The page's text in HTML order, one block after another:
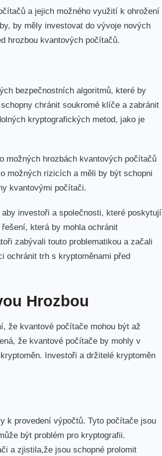
a jejich možného využití k ohrožení
by měly investovat do ⁤vývoje nových
hrozbou kvantových počítačů.
bezpečnostních algoritmů, které by
⁣chránit soukromé klíče a zabránit
kryptografických​ metod, jako je
možných hrozbách kvantových počítačů
‌možných rizicích a ​měli by být schopni
kvantovými počítači.
investoři a společnosti, které poskytují
která by mohla ​ochránit
zabývali touto‍ problematikou a začali
ochránit trh s kryptoměnami⁣ před
Hrozbou
že kvantové ⁢počítače ⁣mohou být až
že kvantové počítače by mohly v
Investoři ​a držitelé kryptoměn
k provedení výpočtů. ⁤Tyto ⁣počítače jsou
být problém pro kryptografii.
a zjistila,že jsou ⁢schopné prolomit